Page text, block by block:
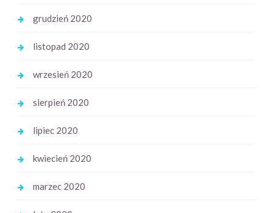
grudzień 2020
listopad 2020
wrzesień 2020
sierpień 2020
lipiec 2020
kwiecień 2020
marzec 2020